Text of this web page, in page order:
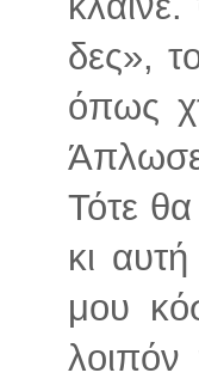
δες»,
όπως
Τότε
κι
μου